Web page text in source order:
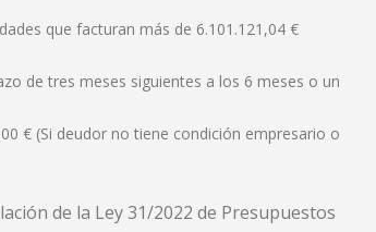
que facturan más de 6.101.121,04 €
de tres meses siguientes a los 6 meses o un
€ (Si deudor no tiene condición empresario o
de la Ley 31/2022 de Presupuestos